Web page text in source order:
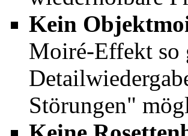
Kein
Moiré-Effekt so
Störungen"